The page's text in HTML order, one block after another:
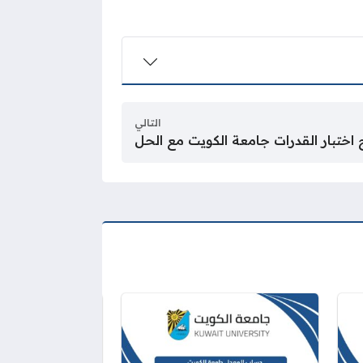
التالي
اختبار القدرات جامعة الكويت مع الحل